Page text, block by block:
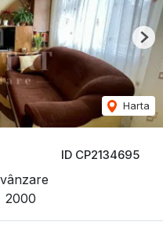
ID CP2134695
2000
Harta